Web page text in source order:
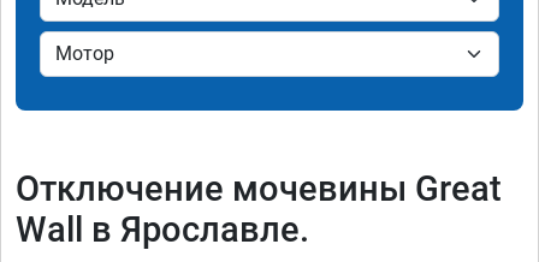
Отключение мочевины Great
Wall в Ярославле.